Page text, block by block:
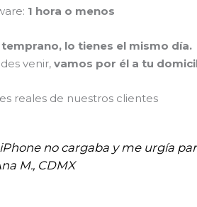
1 hora o menos
temprano, lo tienes el mismo día.
venir, vamos por él a tu
reales de nuestros clientes
iPhone no cargaba y me urgía
M., CDMX